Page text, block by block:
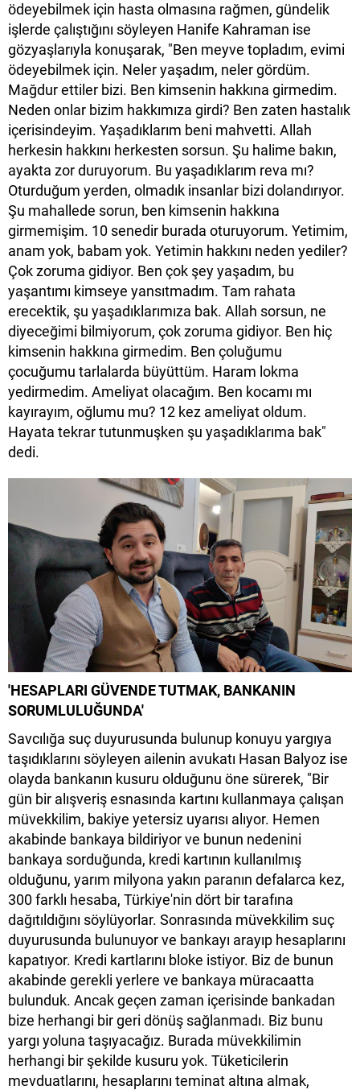
ödeyebilmek için hasta olmasına rağmen, gündelik
işlerde çalıştığını söyleyen Hanife Kahraman ise
gözyaşlarıyla konuşarak, "Ben meyve topladım, evimi
ödeyebilmek için. Neler yaşadım, neler gördüm.
Mağdur ettiler bizi. Ben kimsenin hakkına girmedim.
Neden onlar bizim hakkımıza girdi? Ben zaten hastalık
içerisindeyim. Yaşadıklarım beni mahvetti. Allah
herkesin hakkını herkesten sorsun. Şu halime bakın,
ayakta zor duruyorum. Bu yaşadıklarım reva mı?
Oturduğum yerden, olmadık insanlar bizi dolandırıyor.
Şu mahallede sorun, ben kimsenin hakkına
girmemişim. 10 senedir burada oturuyorum. Yetimim,
anam yok, babam yok. Yetimin hakkını neden yediler?
Çok zoruma gidiyor. Ben çok şey yaşadım, bu
yaşantımı kimseye yansıtmadım. Tam rahata
erecektik, şu yaşadıklarımıza bak. Allah sorsun, ne
diyeceğimi bilmiyorum, çok zoruma gidiyor. Ben hiç
kimsenin hakkına girmedim. Ben çoluğumu
çocuğumu tarlalarda büyüttüm. Haram lokma
yedirmedim. Ameliyat olacağım. Ben kocamı mı
kayırayım, oğlumu mu? 12 kez ameliyat oldum.
Hayata tekrar tutunmuşken şu yaşadıklarıma bak"
dedi.
'HESAPLARI GÜVENDE TUTMAK, BANKANIN
SORUMLULUĞUNDA'
Savcılığa suç duyurusunda bulunup konuyu yargıya
taşıdıklarını söyleyen ailenin avukatı Hasan Balyoz ise
olayda bankanın kusuru olduğunu öne sürerek, "Bir
gün bir alışveriş esnasında kartını kullanmaya çalışan
müvekkilim, bakiye yetersiz uyarısı alıyor. Hemen
akabinde bankaya bildiriyor ve bunun nedenini
bankaya sorduğunda, kredi kartının kullanılmış
olduğunu, yarım milyona yakın paranın defalarca kez,
300 farklı hesaba, Türkiye'nin dört bir tarafına
dağıtıldığını söylüyorlar. Sonrasında müvekkilim suç
duyurusunda bulunuyor ve bankayı arayıp hesaplarını
kapatıyor. Kredi kartlarını bloke istiyor. Biz de bunun
akabinde gerekli yerlere ve bankaya müracaatta
bulunduk. Ancak geçen zaman içerisinde bankadan
bize herhangi bir geri dönüş sağlanmadı. Biz bunu
yargı yoluna taşıyacağız. Burada müvekkilimin
herhangi bir şekilde kusuru yok. Tüketicilerin
mevduatlarını, hesaplarını teminat altına almak,